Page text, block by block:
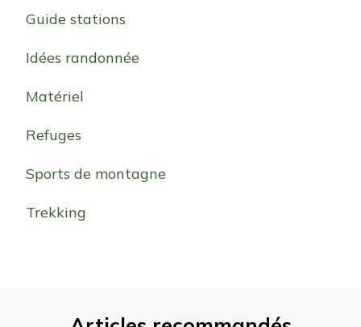
Guide stations
Idées randonnée
Matériel
Refuges
Sports de montagne
Trekking